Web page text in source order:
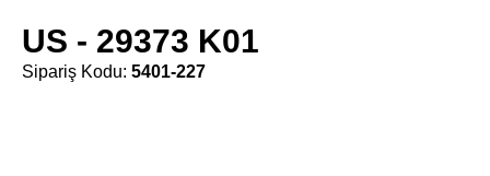
US - 29373 K01
Sipariş Kodu: 5401-227